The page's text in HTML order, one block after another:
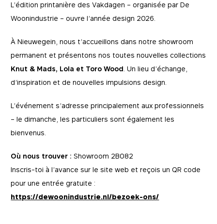
L’édition printanière des Vakdagen – organisée par De
Woonindustrie – ouvre l’année design 2026.
À Nieuwegein, nous t’accueillons dans notre showroom
permanent et présentons nos toutes nouvelles collections
Knut & Mads, Lola et Toro Wood . Un lieu d’échange,
d’inspiration et de nouvelles impulsions design.
L’événement s’adresse principalement aux professionnels
– le dimanche, les particuliers sont également les
bienvenus.
Où nous trouver : Showroom 2B082
Inscris-toi à l’avance sur le site web et reçois un QR code
pour une entrée gratuite :
https://dewoonindustrie.nl/bezoek-ons/